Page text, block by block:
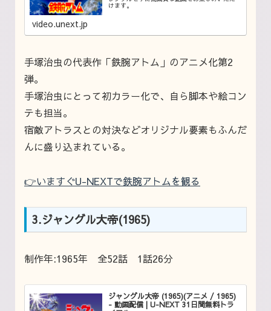
けます。
video.unext.jp
手塚治虫の代表作「鉄腕アトム」のアニメ化第2
弾。
手塚治虫にとって初カラー化で、自ら脚本や絵コン
テも担当。
宿敵アトラスとの対決などオリジナル要素もふんだ
んに盛り込まれている。
👉いますぐU-NEXTで鉄腕アトムを観る
3.ジャングル大帝(1965)
制作年:1965年 全52話 1話26分
ジャングル大帝 (1965)(アニメ / 1965)
- 動画配信 | U-NEXT 31日間無料トラ